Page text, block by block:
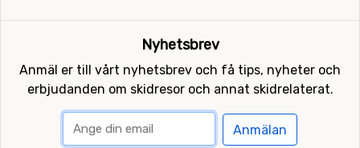
Nyhetsbrev
Anmäl er till vårt nyhetsbrev och få tips, nyheter och
erbjudanden om skidresor och annat skidrelaterat.
Anmälan